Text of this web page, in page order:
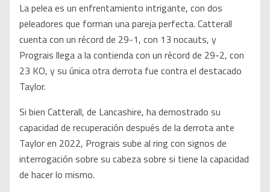
La pelea es un enfrentamiento intrigante, con dos
peleadores que forman una pareja perfecta. Catterall
cuenta con un récord de 29-1, con 13 nocauts, y
Prograis llega a la contienda con un récord de 29-2, con
23 KO, y su única otra derrota fue contra el destacado
Taylor.
Si bien Catterall, de Lancashire, ha demostrado su
capacidad de recuperación después de la derrota ante
Taylor en 2022, Prograis sube al ring con signos de
interrogación sobre su cabeza sobre si tiene la capacidad
de hacer lo mismo.